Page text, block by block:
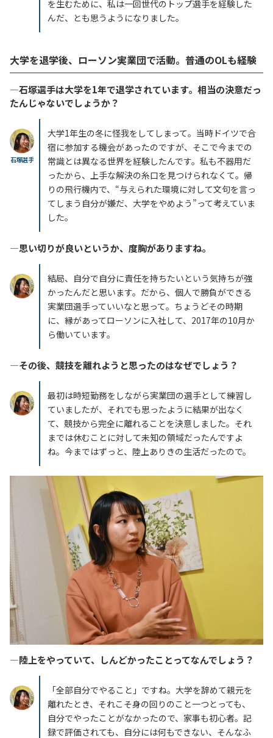
を生むために、私は一回世代のトップ選手を経験した
んだ、とも思うようになりました。
大学を退学後、ローソン実業団で活動。普通のOLも経験
―石塚選手は大学を1年で退学されています。相当の決意だっ
たんじゃないでしょうか？
石塚選手
大学1年生の冬に怪我をしてしまって。当時ドイツで合
宿に参加する機会があったのですが、そこで今までの
常識とは異なる世界を経験したんです。私も不器用だ
ったから、上手な解決の糸口を見つけられなくて。帰
りの飛行機内で、“与えられた環境に対して文句を言っ
てしまう自分が嫌だ、大学をやめよう”って考えていま
した。
―思い切りが良いというか、度胸がありますね。
結局、自分で自分に責任を持ちたいという気持ちが強
かったんだと思います。だから、個人で勝負ができる
実業団選手っていいなと思って。ちょうどその時期
に、縁があってローソンに入社して、2017年の10月か
ら働いています。
―その後、競技を離れようと思ったのはなぜでしょう？
最初は時短勤務をしながら実業団の選手として練習し
ていましたが、それでも思ったように結果が出なく
て、競技から完全に離れることを決意しました。それ
までは休むことに対して未知の領域だったんですよ
ね。今まではずっと、陸上ありきの生活だったので。
―陸上をやっていて、しんどかったことってなんでしょう？
「全部自分でやること」ですね。大学を辞めて親元を
離れたとき、それこそ身の回りのこと一つとっても、
自分でやったことがなかったので、家事も初心者。記
録で評価されても、自分には何もできない、そんなふ